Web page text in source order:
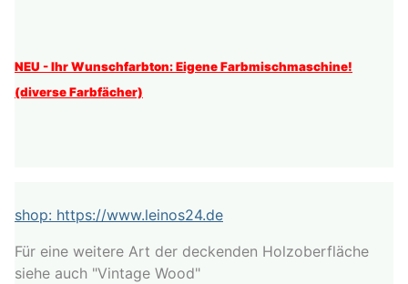
NEU - Ihr Wunschfarbton: Eigene Farbmischmaschine!
(diverse Farbfächer)
shop: https://www.leinos24.de
Für eine weitere Art der deckenden Holzoberfläche
siehe auch "Vintage Wood"